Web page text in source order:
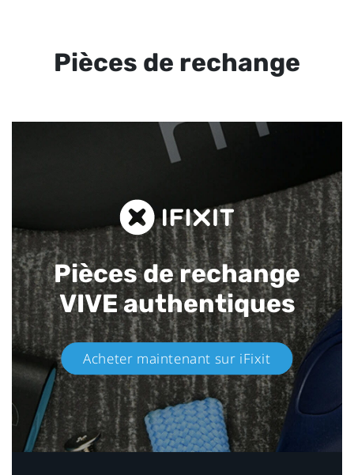
Pièces de rechange
Pièces de rechange
VIVE authentiques​
Acheter maintenant sur iFixit​